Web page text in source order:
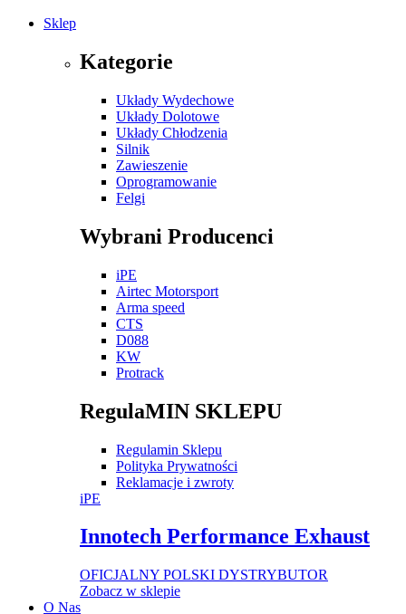
Sklep
Kategorie
Układy Wydechowe
Układy Dolotowe
Układy Chłodzenia
Silnik
Zawieszenie
Oprogramowanie
Felgi
Wybrani Producenci
iPE
Airtec Motorsport
Arma speed
CTS
D088
KW
Protrack
RegulaMIN SKLEPU
Regulamin Sklepu
Polityka Prywatności
Reklamacje i zwroty
iPE
Innotech Performance Exhaust
OFICJALNY POLSKI DYSTRYBUTOR
Zobacz w sklepie
O Nas